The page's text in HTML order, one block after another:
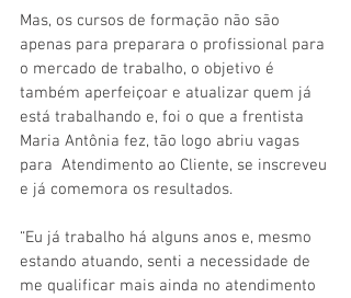
Mas, os cursos de formação não são
apenas para preparara o profissional para
o mercado de trabalho, o objetivo é
também aperfeiçoar e atualizar quem já
está trabalhando e, foi o que a frentista
Maria Antônia fez, tão logo abriu vagas
para  Atendimento ao Cliente, se inscreveu
e já comemora os resultados.
“Eu já trabalho há alguns anos e, mesmo
estando atuando, senti a necessidade de
me qualificar mais ainda no atendimento